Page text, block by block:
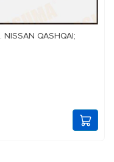
QASHQAI;